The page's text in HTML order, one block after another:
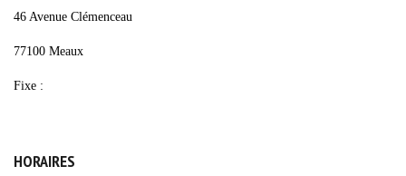
46 Avenue Clémenceau
77100 Meaux
Fixe :
HORAIRES